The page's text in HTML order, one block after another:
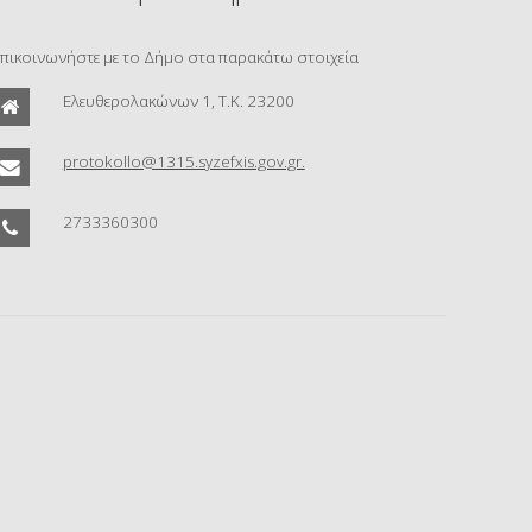
με το Δήμο στα παρακάτω στοιχεία
Ελευθερολακώνων 1, Τ.Κ. 23200
protokollo@1315.syzefxis.gov.gr.
2733360300